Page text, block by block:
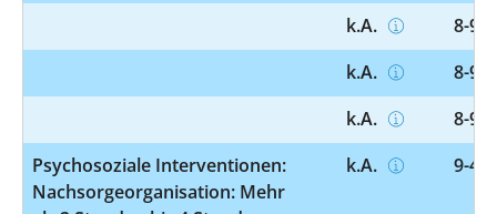
k.A.
8-
k.A.
8-
k.A.
8-
Psychosoziale Interventionen:
Nachsorgeorganisation: Mehr
k.A. 9-